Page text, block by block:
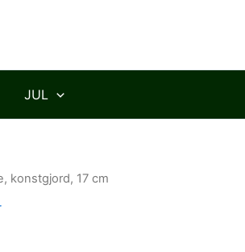
JUL
konstgjord, 17 cm